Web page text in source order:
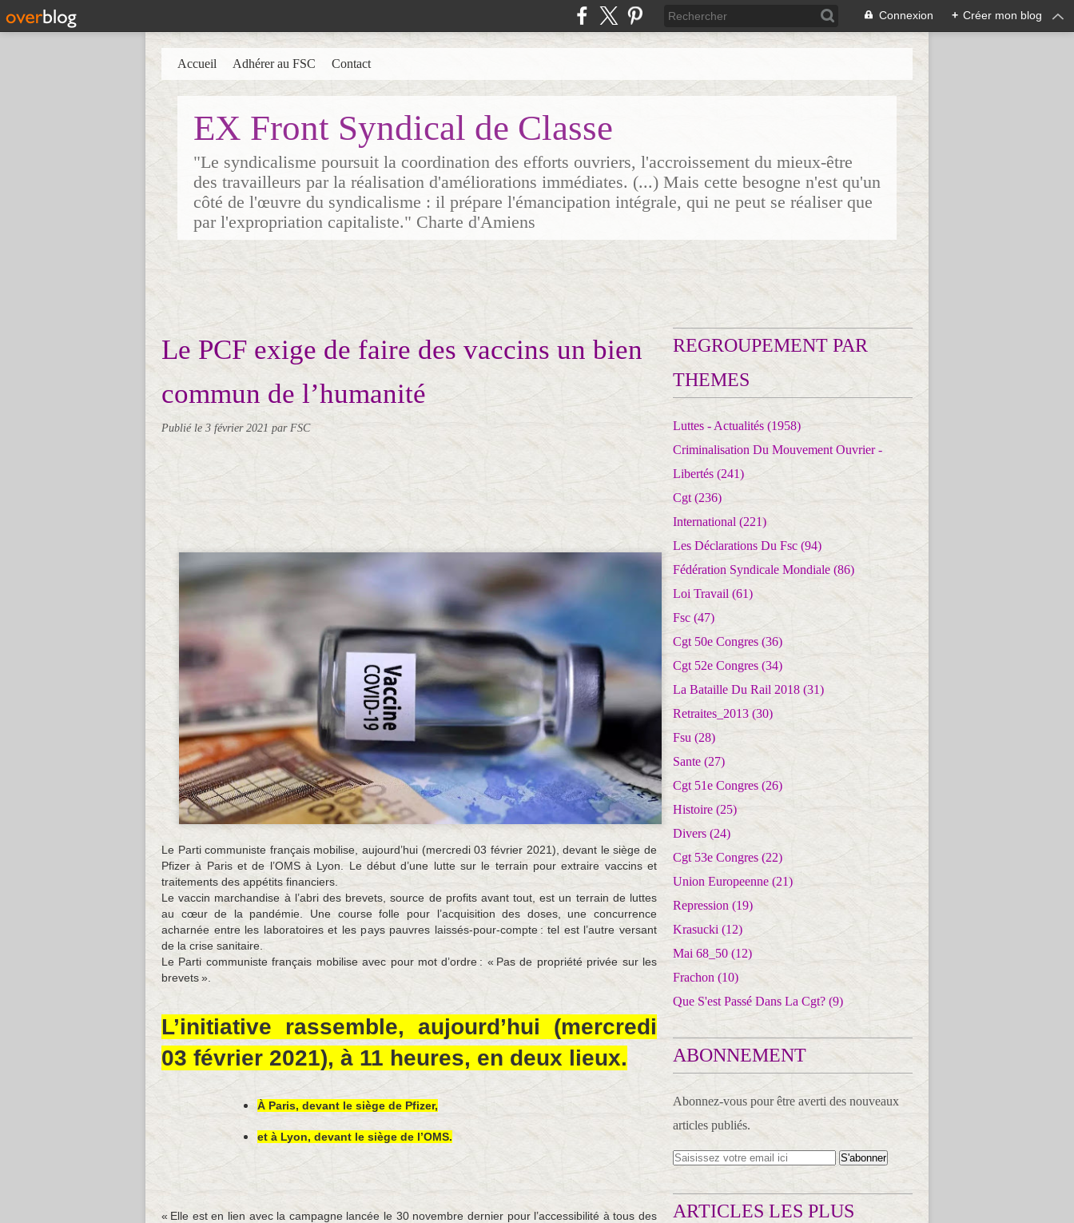
Connexion + Créer mon blog
EX Front Syndical de Classe
"Le syndicalisme poursuit la coordination des efforts ouvriers, l'accroissement du mieux-être
des travailleurs par la réalisation d'améliorations immédiates. (...) Mais cette besogne n'est qu'un
côté de l'œuvre du syndicalisme : il prépare l'émancipation intégrale, qui ne peut se réaliser que
par l'expropriation capitaliste." Charte d'Amiens
Accueil Adhérer au FSC Contact
Le PCF exige de faire des vaccins un bien
commun de l’humanité
Publié le 3 février 2021 par FSC
Le Parti communiste français mobilise, aujourd’hui (mercredi 03 février 2021), devant le siège de
Pfizer à Paris et de l’OMS à Lyon. Le début d’une lutte sur le terrain pour extraire vaccins et
traitements des appétits financiers.
Le vaccin marchandise à l’abri des brevets, source de profits avant tout, est un terrain de luttes
au cœur de la pandémie. Une course folle pour l’acquisition des doses, une concurrence
acharnée entre les laboratoires et les pays pauvres laissés-pour-compte : tel est l’autre versant
de la crise sanitaire.
Le Parti communiste français mobilise avec pour mot d’ordre : « Pas de propriété privée sur les
brevets ».
L’initiative rassemble, aujourd’hui (mercredi
03 février 2021), à 11 heures, en deux lieux.
À Paris, devant le siège de Pfizer,
et à Lyon, devant le siège de l’OMS.
« Elle est en lien avec la campagne lancée le 30 novembre dernier pour l’accessibilité à tous des
REGROUPEMENT PAR
THEMES
Luttes - Actualités (1958)
Criminalisation Du Mouvement Ouvrier -
Libertés (241)
Cgt (236)
International (221)
Les Déclarations Du Fsc (94)
Fédération Syndicale Mondiale (86)
Loi Travail (61)
Fsc (47)
Cgt 50e Congres (36)
Cgt 52e Congres (34)
La Bataille Du Rail 2018 (31)
Retraites_2013 (30)
Fsu (28)
Sante (27)
Cgt 51e Congres (26)
Histoire (25)
Divers (24)
Cgt 53e Congres (22)
Union Europeenne (21)
Repression (19)
Krasucki (12)
Mai 68_50 (12)
Frachon (10)
Que S'est Passé Dans La Cgt? (9)
ABONNEMENT
Abonnez-vous pour être averti des nouveaux
articles publiés.
ARTICLES LES PLUS